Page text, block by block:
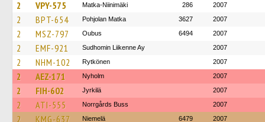
2 VPY-575 Matka-Niinimäki 286 2007
2 BPT-654 Pohjolan Matka 3627 2007
2 MSZ-797 Oubus 6494 2007
2 EMF-921 Sudhomin Liikenne Ay 2007
2 NHM-102 Rytkönen 2007
2 AEZ-171 Nyholm 2007
2 FIH-602 Jyrkilä 2007
2 ATI-555 Norrgårds Buss 2007
2 KMG-637 Niemelä 6479 2007